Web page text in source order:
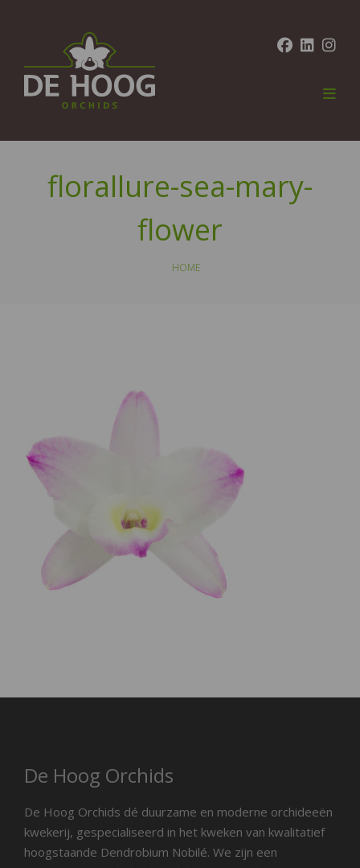
florallure-sea-mary-
flower
HOME
De Hoog Orchids
De Hoog Orchids dé duurzame en moderne orchideeën
kwekerij, gespecialiseerd in het kweken van kwalitatief
hoogstaande Dendrobium Nobilé. We zijn een